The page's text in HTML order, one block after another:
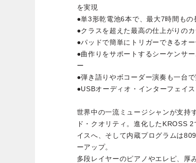
を実現
●単3形乾電池6本で、最大7時間もの
●クラスを超えた最高の仕上がりの
●パッドで簡単にトリガーできるオ
●曲作りをサポートするシーケンサ
ー
●弾き語りやボコーダー演奏も一台
●USBオーディオ・インターフェイ
世界中の一流ミュージシャンが支持
ド・クオリティ。進化したKROSS
イスへ、そして内蔵プログラムは
ーアップ。
多段レイヤーのピアノやエレピ、厚